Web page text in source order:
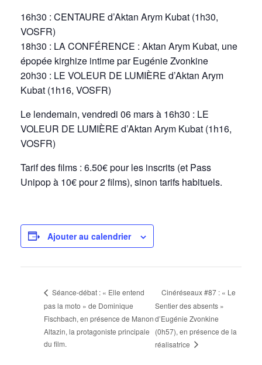
16h30 : CENTAURE d’Aktan Arym Kubat (1h30,
VOSFR)
18h30 : LA CONFÉRENCE : Aktan Arym Kubat, une
épopée kirghize intime par Eugénie Zvonkine
20h30 : LE VOLEUR DE LUMIÈRE d’Aktan Arym
Kubat (1h16, VOSFR)
Le lendemain, vendredi 06 mars à 16h30 : LE
VOLEUR DE LUMIÈRE d’Aktan Arym Kubat (1h16,
VOSFR)
Tarif des films : 6.50€ pour les inscrits (et Pass
Unipop à 10€ pour 2 films), sinon tarifs habituels.
Ajouter au calendrier
Séance-débat : « Elle entend
pas la moto » de Dominique
Fischbach, en présence de Manon
Altazin, la protagoniste principale
du film.
Cinéréseaux #87 : « Le
Sentier des absents »
d’Eugénie Zvonkine
(0h57), en présence de la
réalisatrice